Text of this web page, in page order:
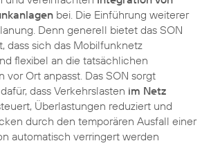
bei. Die Einführung weiterer
Denn generell bietet das SON
dass sich das Mobilfunknetz
flexibel an die tatsächlichen
vor Ort anpasst. Das SON sorgt
dass Verkehrslasten im Netz
Überlastungen reduziert und
durch den temporären Ausfall einer
automatisch verringert werden